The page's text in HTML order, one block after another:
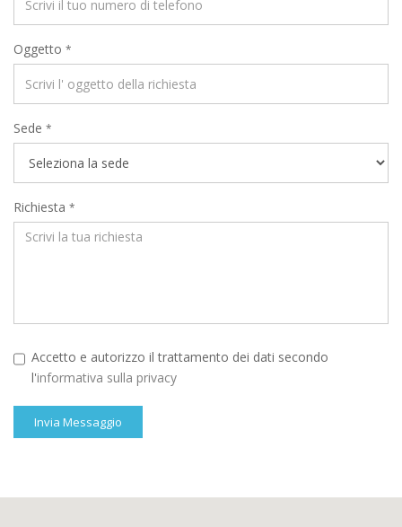
Oggetto *
Sede *
Richiesta *
Accetto e autorizzo il trattamento dei dati secondo
l'informativa sulla privacy
Invia Messaggio